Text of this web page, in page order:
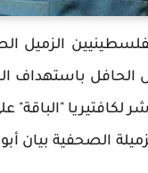
الفلسطينيين
باستهداف
لكافتيريا
الصحفية